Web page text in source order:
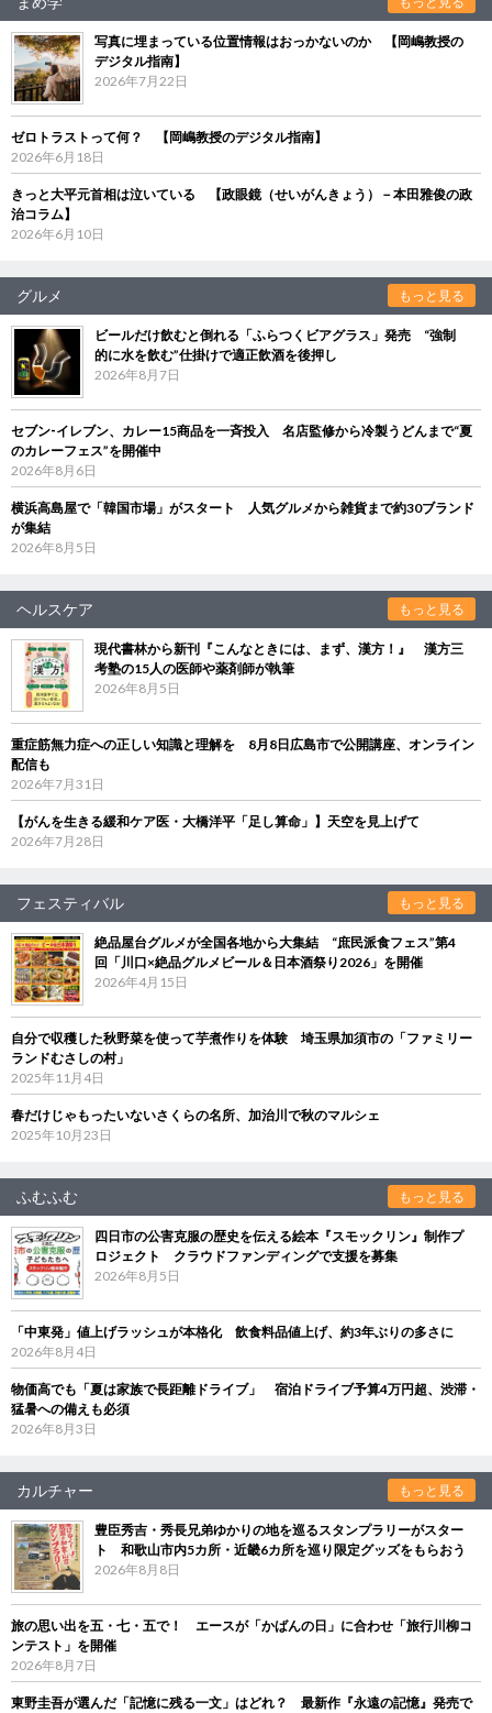
写真に埋まっている位置情報はおっかないのか 【岡嶋教授の
デジタル指南】
2026年7月22日
ゼロトラストって何？ 【岡嶋教授のデジタル指南】
2026年6月18日
きっと大平元首相は泣いている 【政眼鏡（せいがんきょう）－本田雅俊の政
治コラム】
2026年6月10日
グルメ もっと見る
ビールだけ飲むと倒れる「ふらつくビアグラス」発売 “強制
的に水を飲む”仕掛けで適正飲酒を後押し
2026年8月7日
セブン‐イレブン、カレー15商品を一斉投入 名店監修から冷製うどんまで“夏
のカレーフェス”を開催中
2026年8月6日
横浜高島屋で「韓国市場」がスタート 人気グルメから雑貨まで約30ブランド
が集結
2026年8月5日
ヘルスケア もっと見る
現代書林から新刊『こんなときには、まず、漢方！』 漢方三
考塾の15人の医師や薬剤師が執筆
2026年8月5日
重症筋無力症への正しい知識と理解を 8月8日広島市で公開講座、オンライン
配信も
2026年7月31日
【がんを生きる緩和ケア医・大橋洋平「足し算命」】天空を見上げて
2026年7月28日
フェスティバル もっと見る
絶品屋台グルメが全国各地から大集結 “庶民派食フェス”第4
回「川口×絶品グルメビール＆日本酒祭り2026」を開催
2026年4月15日
自分で収穫した秋野菜を使って芋煮作りを体験 埼玉県加須市の「ファミリー
ランドむさしの村」
2025年11月4日
春だけじゃもったいないさくらの名所、加治川で秋のマルシェ
2025年10月23日
ふむふむ もっと見る
四日市の公害克服の歴史を伝える絵本『スモックリン』制作プ
ロジェクト クラウドファンディングで支援を募集
2026年8月5日
「中東発」値上げラッシュが本格化 飲食料品値上げ、約3年ぶりの多さに
2026年8月4日
物価高でも「夏は家族で長距離ドライブ」 宿泊ドライブ予算4万円超、渋滞・
猛暑への備えも必須
2026年8月3日
カルチャー もっと見る
豊臣秀吉・秀長兄弟ゆかりの地を巡るスタンプラリーがスター
ト 和歌山市内5カ所・近畿6カ所を巡り限定グッズをもらおう
2026年8月8日
旅の思い出を五・七・五で！ エースが「かばんの日」に合わせ「旅行川柳コ
ンテスト」を開催
2026年8月7日
東野圭吾が選んだ「記憶に残る一文」はどれ？ 最新作『永遠の記憶』発売で